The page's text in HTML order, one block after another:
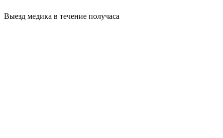
Выезд медика в течение получаса